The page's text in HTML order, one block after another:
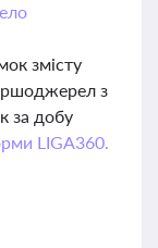
змісту
з
за добу
LIGA360.